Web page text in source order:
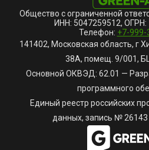
Общество с ограниченной
ИНН: 5047259512,
Телефон: +7-999-
141402, Московская область, г
38А, помещ. 9/001,
Основной ОКВЭД: 62.01 —
программного
Единый реестр российских
данных, запись № 26143